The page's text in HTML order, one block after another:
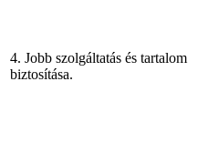
4. Jobb szolgáltatás és tartalom
biztosítása.